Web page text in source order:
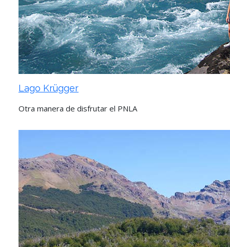
Lago Krügger
Otra manera de disfrutar el PNLA